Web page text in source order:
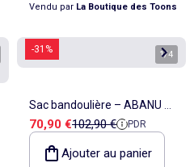
Vendu par La Boutique des Toons
-31% 1/4
Sac bandoulière – ABANU M
– Kipling
Prix de vente
70,90 €Prix de référence
102,90 € PDR
Ajouter au panier